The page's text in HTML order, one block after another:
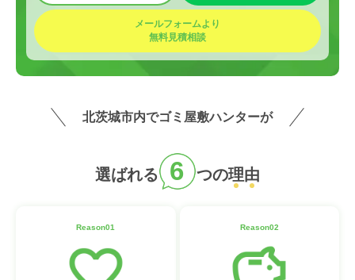
メールフォームより
無料見積相談
北茨城市内でゴミ屋敷ハンターが
選ばれる 6 つの理由
Reason01 Reason02